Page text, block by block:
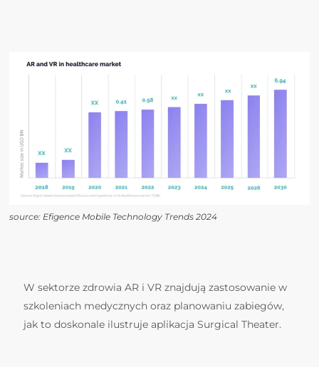
source: Efigence Mobile Technology Trends 2024
W sektorze zdrowia AR i VR znajdują zastosowanie w
szkoleniach medycznych oraz planowaniu zabiegów,
jak to doskonale ilustruje aplikacja Surgical Theater.